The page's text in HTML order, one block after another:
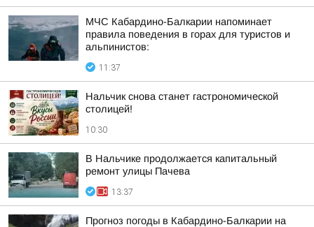
МЧС Кабардино-Балкарии напоминает
правила поведения в горах для туристов и
альпинистов:
11:37
Нальчик снова станет гастрономической
столицей!
10:30
В Нальчике продолжается капитальный
ремонт улицы Пачева
13:37
Прогноз погоды в Кабардино-Балкарии на